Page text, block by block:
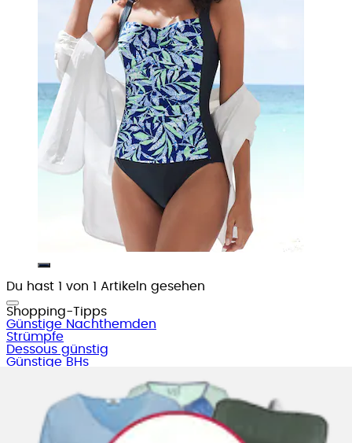
Du hast 1 von 1 Artikeln gesehen
Shopping-Tipps
Günstige Nachthemden
Strümpfe
Dessous günstig
Günstige BHs
Bademode Sale
Günstige Strandmode
Verführerische BH
Leggings kaufen